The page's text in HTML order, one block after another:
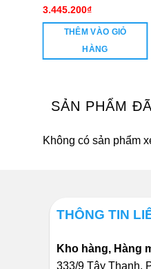
3.445.200₫
THÊM VÀO GIỎ
HÀNG
SẢN PHẨM
Không có sản phẩm
THÔNG TIN
Kho hàng, Hàng
333/9 Tây Thạnh,